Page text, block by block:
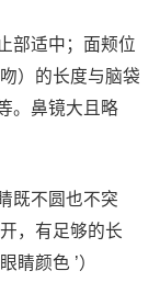
适中；面颊位
）的长度与脑袋
。鼻镜大且略
既不圆也不突
，有足够的长
睛颜色 ’）